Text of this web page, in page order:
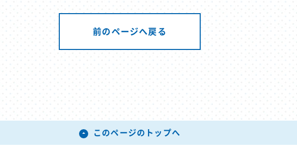
前のページへ戻る
このページのトップへ